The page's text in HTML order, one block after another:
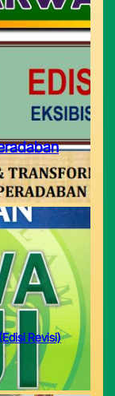
Revisi)